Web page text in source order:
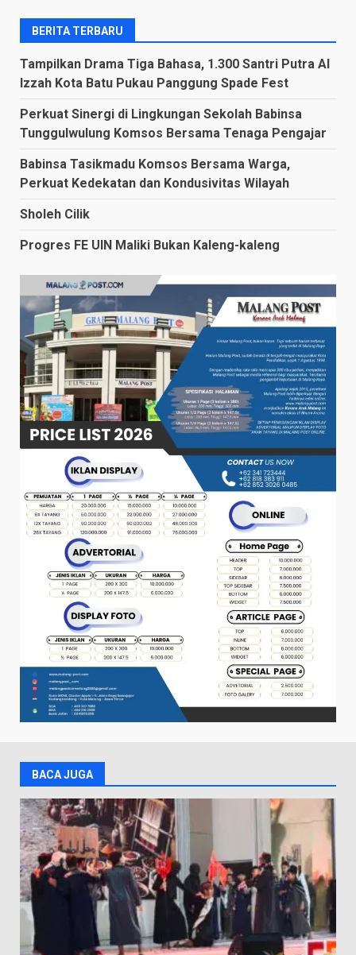
BERITA TERBARU
Tampilkan Drama Tiga Bahasa, 1.300 Santri Putra Al
Izzah Kota Batu Pukau Panggung Spade Fest
Perkuat Sinergi di Lingkungan Sekolah Babinsa
Tunggulwulung Komsos Bersama Tenaga Pengajar
Babinsa Tasikmadu Komsos Bersama Warga,
Perkuat Kedekatan dan Kondusivitas Wilayah
Sholeh Cilik
Progres FE UIN Maliki Bukan Kaleng-kaleng
BACA JUGA